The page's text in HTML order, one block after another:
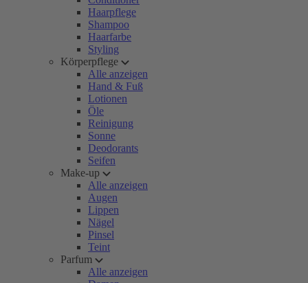
Haarpflege
Shampoo
Haarfarbe
Styling
Körperpflege
Alle anzeigen
Hand & Fuß
Lotionen
Öle
Reinigung
Sonne
Deodorants
Seifen
Make-up
Alle anzeigen
Augen
Lippen
Nägel
Pinsel
Teint
Parfum
Alle anzeigen